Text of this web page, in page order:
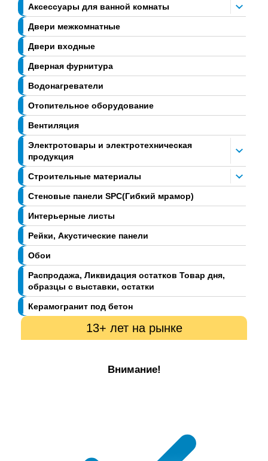
Аксессуары для ванной комнаты
Двери межкомнатные
Двери входные
Дверная фурнитура
Водонагреватели
Отопительное оборудование
Вентиляция
Электротовары и электротехническая
продукция
Строительные материалы
Стеновые панели SPC(Гибкий мрамор)
Интерьерные листы
Рейки, Акустические панели
Обои
Распродажа, Ликвидация остатков Товар дня,
образцы с выставки, остатки
Керамогранит под бетон
13+ лет на рынке
Внимание!